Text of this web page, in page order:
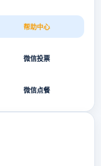
帮助中心
微信投票
微信点餐